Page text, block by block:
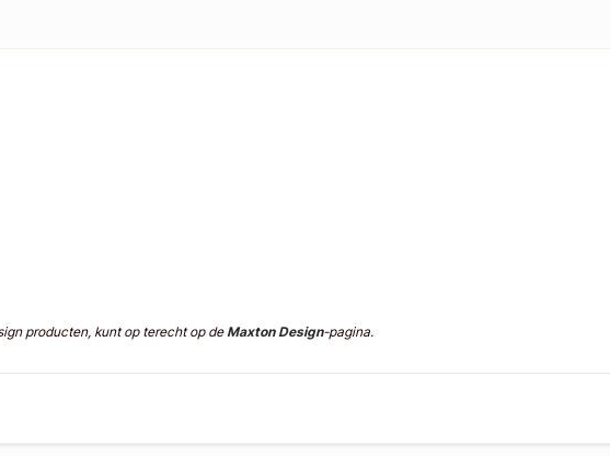
producten, kunt op terecht op deMaxton Design-pagina.